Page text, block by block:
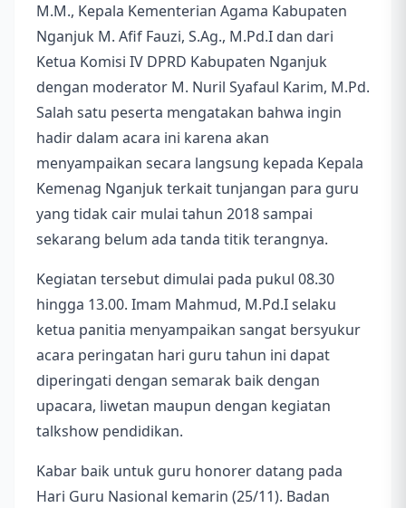
M.M., Kepala Kementerian Agama Kabupaten
Nganjuk M. Afif Fauzi, S.Ag., M.Pd.I dan dari
Ketua Komisi IV DPRD Kabupaten Nganjuk
dengan moderator M. Nuril Syafaul Karim, M.Pd.
Salah satu peserta mengatakan bahwa ingin
hadir dalam acara ini karena akan
menyampaikan secara langsung kepada Kepala
Kemenag Nganjuk terkait tunjangan para guru
yang tidak cair mulai tahun 2018 sampai
sekarang belum ada tanda titik terangnya.
Kegiatan tersebut dimulai pada pukul 08.30
hingga 13.00. Imam Mahmud, M.Pd.I selaku
ketua panitia menyampaikan sangat bersyukur
acara peringatan hari guru tahun ini dapat
diperingati dengan semarak baik dengan
upacara, liwetan maupun dengan kegiatan
talkshow pendidikan.
Kabar baik untuk guru honorer datang pada
Hari Guru Nasional kemarin (25/11). Badan